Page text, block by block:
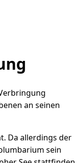
an seinen
Da allerdings der
sein